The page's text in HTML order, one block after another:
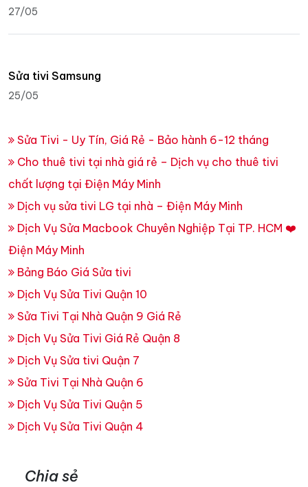
27/05
Sửa tivi Samsung
25/05
Sửa Tivi - Uy Tín, Giá Rẻ - Bảo hành 6-12 tháng
Cho thuê tivi tại nhà giá rẻ – Dịch vụ cho thuê tivi
chất lượng tại Điện Máy Minh
Dịch vụ sửa tivi LG tại nhà – Điện Máy Minh
Dịch Vụ Sửa Macbook Chuyên Nghiệp Tại TP. HCM ❤️
Điện Máy Minh
Bảng Báo Giá Sửa tivi
Dịch Vụ Sửa Tivi Quận 10
Sửa Tivi Tại Nhà Quận 9 Giá Rẻ
Dịch Vụ Sửa Tivi Giá Rẻ Quận 8
Dịch Vụ Sửa tivi Quận 7
Sửa Tivi Tại Nhà Quận 6
Dịch Vụ Sửa Tivi Quận 5
Dịch Vụ Sửa Tivi Quận 4
Chia sẻ